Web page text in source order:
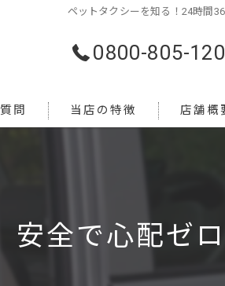
ペットタクシーを知る！24時間
0800-805-
問 当店の特徴
旅行
店舗概
全で心配ゼ